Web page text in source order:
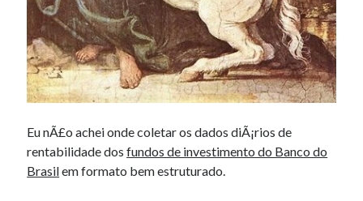
Eu nÃ£o achei onde coletar os dados diÃ¡rios de
rentabilidade dosfundos de investimento do Banco do
Brasilem formato bem estruturado.